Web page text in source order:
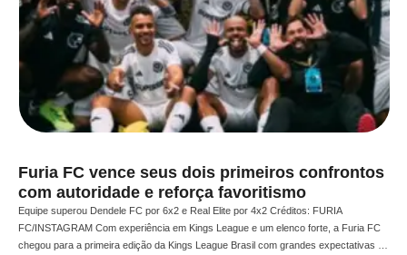
Furia FC vence seus dois primeiros confrontos
com autoridade e reforça favoritismo
Equipe superou Dendele FC por 6x2 e Real Elite por 4x2 Créditos: FURIA
FC/INSTAGRAM Com experiência em Kings League e um elenco forte, a Furia FC
chegou para a primeira edição da Kings League Brasil com grandes expectativas da